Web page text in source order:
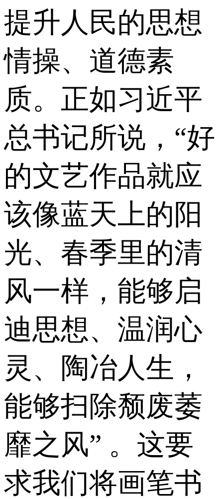
提升人民的思想
情操、道德素
质。正如习近平
总书记所说，“好
的文艺作品就应
该像蓝天上的阳
光、春季里的清
风一样，能够启
迪思想、温润心
灵、陶冶人生，
能够扫除颓废萎
靡之风” 。这要
求我们将画笔书